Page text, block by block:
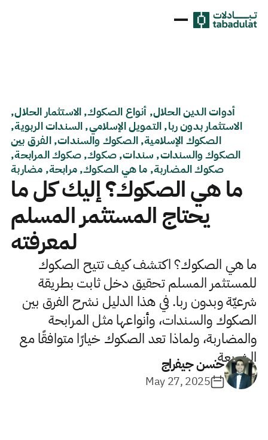
أدوات الدين الحلال, أنواع الصكوك, الاستثمار الحلال,
الاستثمار بدون ربا, التمويل الإسلامي, السندات الربوية,
الصكوك الإسلامية, الصكوك والسندات, الفرق بين
الصكوك والسندات, سندات, صكوك, صكوك المرابحة,
صكوك المضاربة, ما هي الصكوك, مرابحة, مضاربة
ما هي الصكوك؟ إليك كل ما
يحتاج المستثمر المسلم
لمعرفته
ما هي الصكوك؟ اكتشف كيف تتيح الصكوك
للمستثمر المسلم تحقيق دخل ثابت بطريقة
شرعيّة وبدون ربا. في هذا الدليل نشرح الفرق بين
الصكوك والسندات، وأنواعها مثل المرابحة
والمضاربة، ولماذا تعد الصكوك خيارًا متوافقًا مع
الشريعة.حسن جيفراج
May 27, 2025